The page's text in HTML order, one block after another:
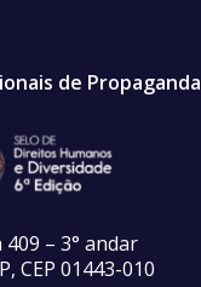
de Propaganda
– 3° andar
CEP 01443-010